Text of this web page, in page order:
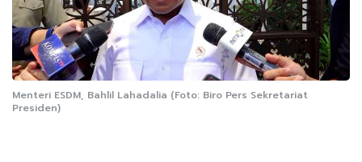
Menteri ESDM, Bahlil Lahadalia (Foto: Biro Pers Sekretariat
Presiden)